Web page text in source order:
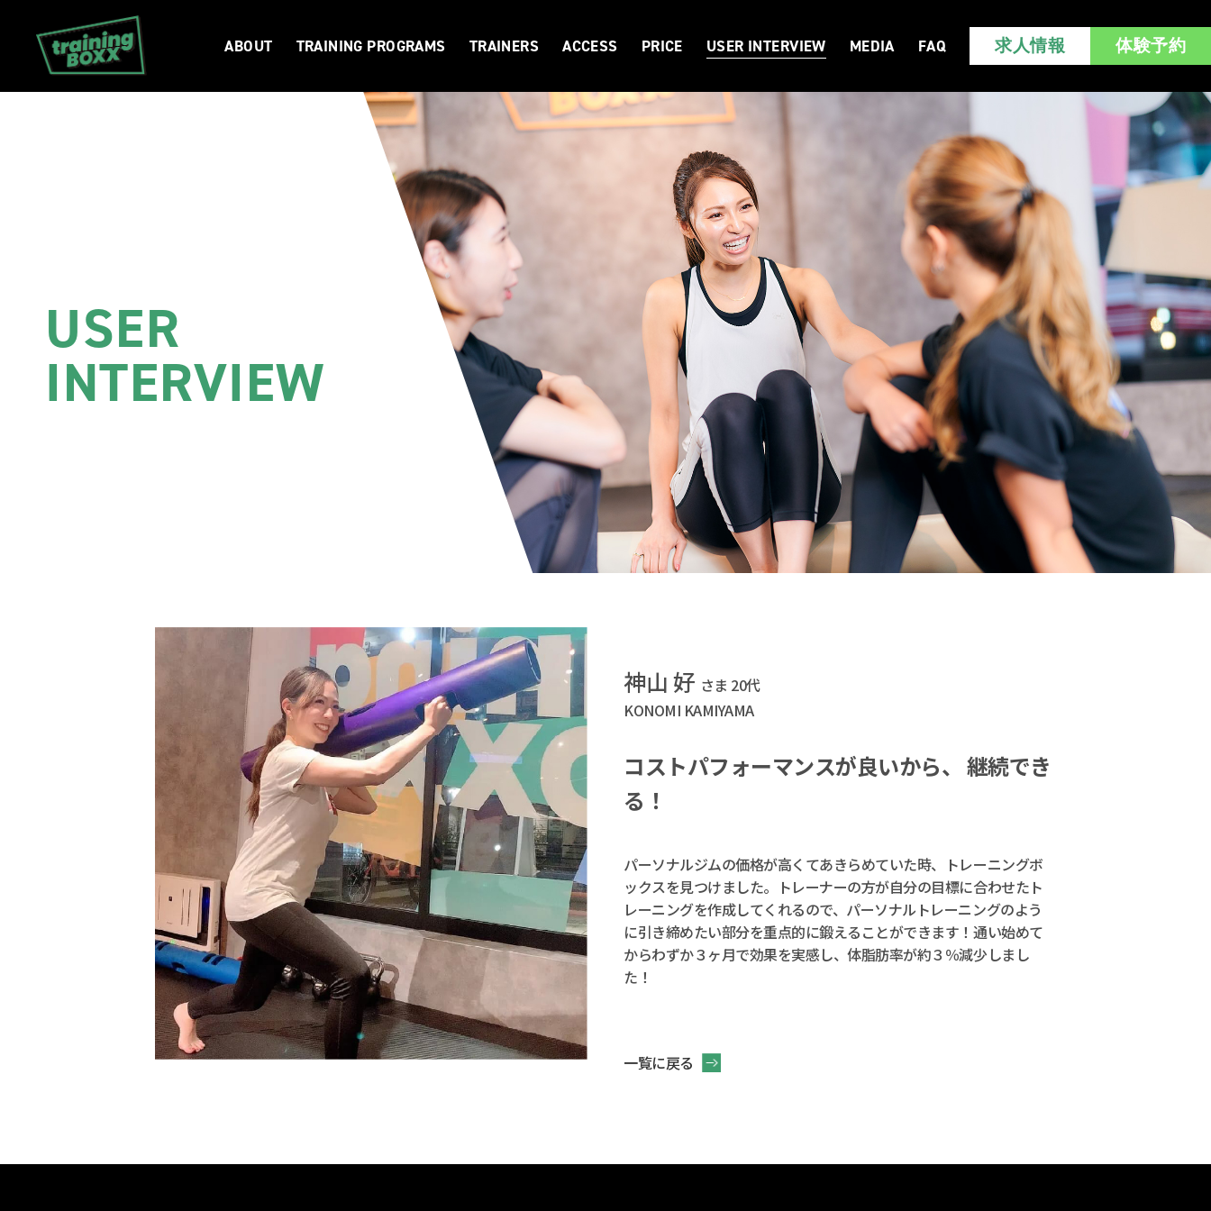
ABOUT TRAINING PROGRAMS TRAINERS ACCESS PRICE USER INTERVIEW MEDIA FAQ 求人情報 体験予約
USER
INTERVIEW
神山 好 さま 20代
KONOMI KAMIYAMA
コストパフォーマンスが良いから、 継続でき
る！
パーソナルジムの価格が高くてあきらめていた時、トレーニングボ
ックスを見つけました。トレーナーの方が自分の目標に合わせたト
レーニングを作成してくれるので、パーソナルトレーニングのよう
に引き締めたい部分を重点的に鍛えることができます！通い始めて
からわずか３ヶ月で効果を実感し、体脂肪率が約３％減少しまし
た！
一覧に戻る